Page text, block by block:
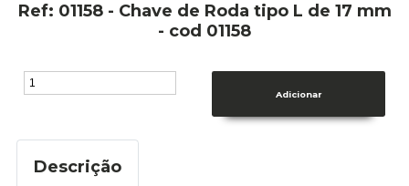
Ref: 01158 - Chave de Roda tipo L de 17 mm
- cod 01158
Descrição